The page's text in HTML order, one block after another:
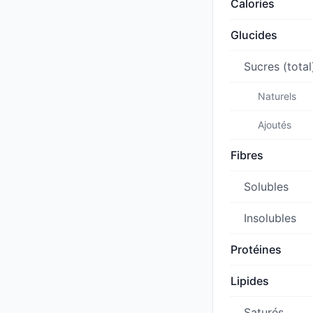
Calories
Glucides
Sucres
Naturels
Ajoutés
Fibres
Solubles
Insolubles
Protéines
Lipides